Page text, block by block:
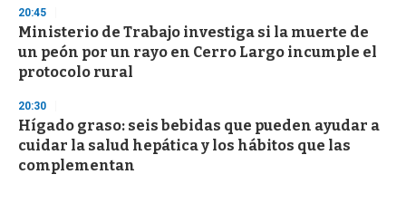
20:45
Ministerio de Trabajo investiga si la muerte de
un peón por un rayo en Cerro Largo incumple el
protocolo rural
20:30
Hígado graso: seis bebidas que pueden ayudar a
cuidar la salud hepática y los hábitos que las
complementan